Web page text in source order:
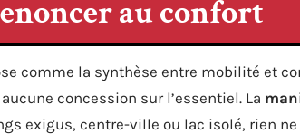
au confort
comme la synthèse entre mobilité et
concession sur l’essentiel. La
exigus, centre-ville ou lac isolé, rien ne